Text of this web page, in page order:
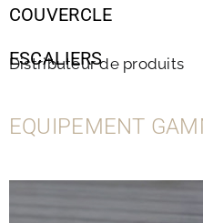
COUVERCLE
Distributeur de produits
ESCALIERS
EQUIPEMENT